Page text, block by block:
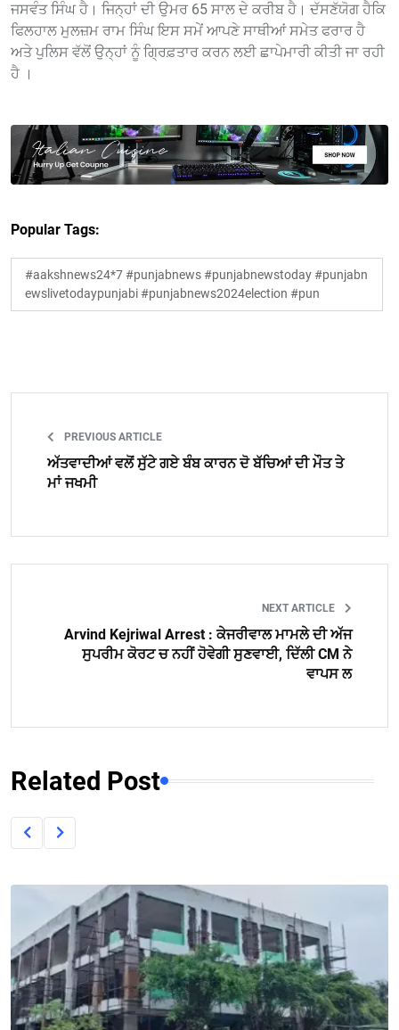
ਜਸਵੰਤ ਸਿੰਘ ਹੈ। ਜਿਨ੍ਹਾਂ ਦੀ ਉਮਰ 65 ਸਾਲ ਦੇ ਕਰੀਬ ਹੈ। ਦੱਸਣੱਯੋਗ ਹੈਕਿ
ਫਿਲਹਾਲ ਮੁਲਜ਼ਮ ਰਾਮ ਸਿੰਘ ਇਸ ਸਮੇਂ ਆਪਣੇ ਸਾਥੀਆਂ ਸਮੇਤ ਫਰਾਰ ਹੈ
ਅਤੇ ਪੁਲਿਸ ਵੱਲੋਂ ਉਨ੍ਹਾਂ ਨੂੰ ਗ੍ਰਿਫ਼ਤਾਰ ਕਰਨ ਲਈ ਛਾਪੇਮਾਰੀ ਕੀਤੀ ਜਾ ਰਹੀ
ਹੈ ।
Popular Tags:
#aakshnews24*7 #punjabnews #punjabnewstoday #punjabn
ewslivetodaypunjabi #punjabnews2024election #pun
PREVIOUS ARTICLE
ਅੱਤਵਾਦੀਆਂ ਵਲੋਂ ਸੁੱਟੇ ਗਏ ਬੰਬ ਕਾਰਨ ਦੋ ਬੱਚਿਆਂ ਦੀ ਮੌਤ ਤੇ
ਮਾਂ ਜਖਮੀ
NEXT ARTICLE
Arvind Kejriwal Arrest : ਕੇਜਰੀਵਾਲ ਮਾਮਲੇ ਦੀ ਅੱਜ
ਸੁਪਰੀਮ ਕੋਰਟ ਚ ਨਹੀਂ ਹੋਵੇਗੀ ਸੁਣਵਾਈ, ਦਿੱਲੀ CM ਨੇ
ਵਾਪਸ ਲ
Related Post